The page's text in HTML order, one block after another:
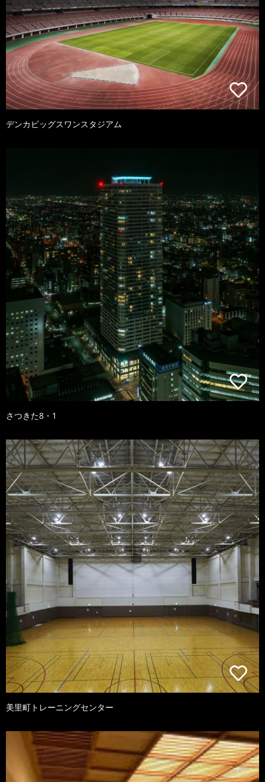
デンカビッグスワンスタジアム
さつきた8・1
美里町トレーニングセンター